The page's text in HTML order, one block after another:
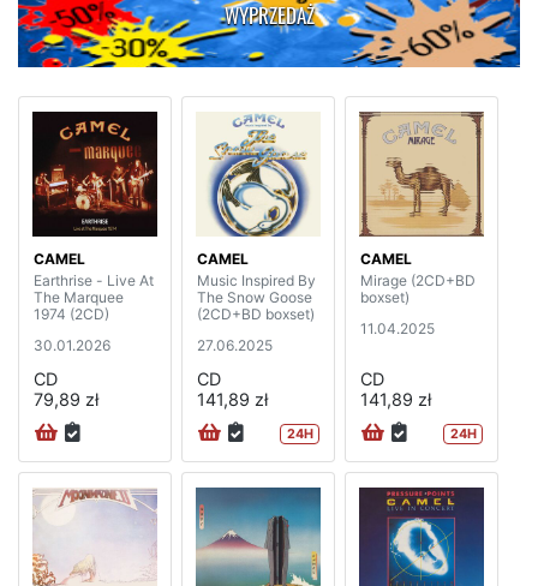
WYPRZEDAŻ
CAMEL
Earthrise - Live At
The Marquee
1974 (2CD)
30.01.2026
CD
79,89 zł
CAMEL
Music Inspired By
The Snow Goose
(2CD+BD boxset)
27.06.2025
CD
141,89 zł
24H
CAMEL
Mirage (2CD+BD
boxset)
11.04.2025
CD
141,89 zł
24H